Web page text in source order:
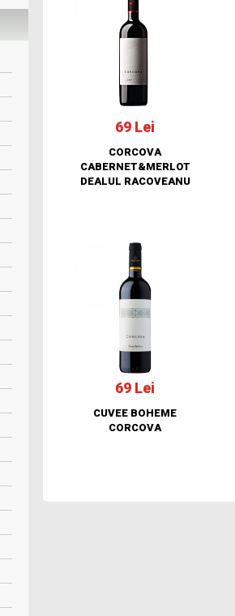
69 Lei
CORCOVA
CABERNET&MERLOT
DEALUL RACOVEANU
69 Lei
CUVEE BOHEME
CORCOVA